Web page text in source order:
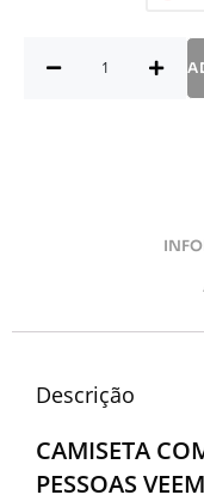
Descrição
CAMISETA
PESSOAS